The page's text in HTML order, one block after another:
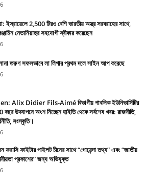
ইস্রায়েলে 2,500 টিরও বেশি ভারতীয় অস্ত্র সরবরাহের সাথে,
নেতানিয়াহুর সহযোগী স্বীকার করেছেন
তরুণ সফলভাবে লা লিগার প্রথম দলে সাইন আপ করেছে
Alix Didier Fils-Aimé বিভাগীয় পাবলিক ইউনিভার্সিটির
বছর উদযাপনে অংশ নিচ্ছেন হাইতি থেকে সর্বশেষ খবর: রাজনীতি,
সংস্কৃতি।
ফাইটার পাইলট চীনের সাথে “গোয়েন্দা তথ্য” এবং “জাতীয়
প্রকাশের” জন্য অভিযুক্ত